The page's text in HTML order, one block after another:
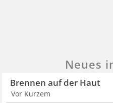
Neues
Brennen auf der Haut
Vor Kurzem